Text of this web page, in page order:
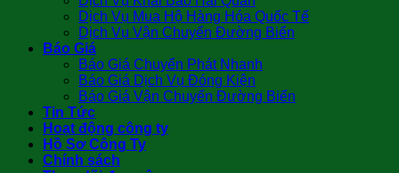
Dịch Vụ Mua Hộ Hàng Hóa Quốc Tế
Dịch Vụ Vận Chuyển Đường Biển
Báo Giá
Báo Giá Chuyển Phát Nhanh
Báo Giá Dịch Vụ Đóng Kiện
Báo Giá Vận Chuyển Đường Biển
Tin Tức
Hoạt động công ty
Hồ Sơ Công Ty
Chính sách